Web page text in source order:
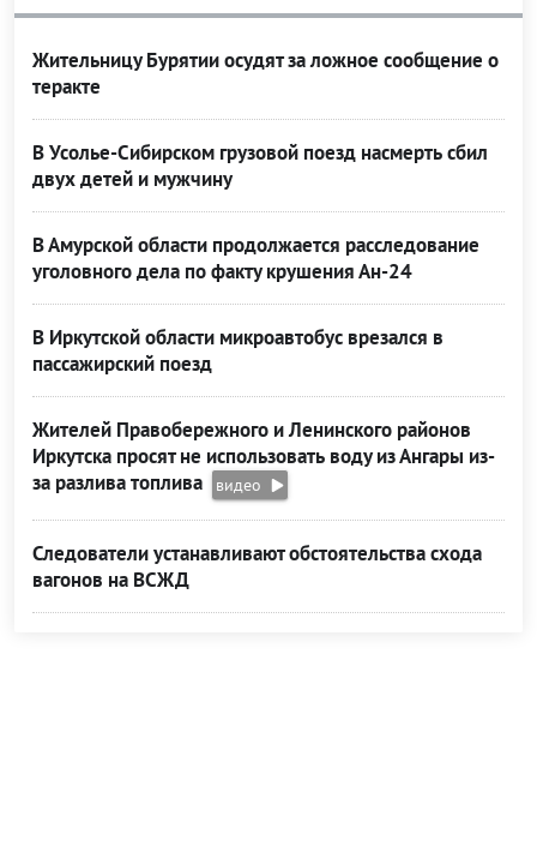
Жительницу Бурятии осудят за ложное сообщение о
теракте
В Усолье-Сибирском грузовой поезд насмерть сбил
двух детей и мужчину
В Амурской области продолжается расследование
уголовного дела по факту крушения Ан-24
В Иркутской области микроавтобус врезался в
пассажирский поезд
Жителей Правобережного и Ленинского районов
Иркутска просят не использовать воду из Ангары из-
за разлива топлива
видео
Следователи устанавливают обстоятельства схода
вагонов на ВСЖД